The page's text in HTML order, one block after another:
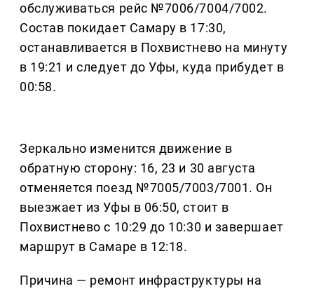
обслуживаться рейс №7006/7004/7002.
Состав покидает Самару в 17:30,
останавливается в Похвистнево на минуту
в 19:21 и следует до Уфы, куда прибудет в
00:58.
Зеркально изменится движение в
обратную сторону: 16, 23 и 30 августа
отменяется поезд №7005/7003/7001. Он
выезжает из Уфы в 06:50, стоит в
Похвистнево с 10:29 до 10:30 и завершает
маршрут в Самаре в 12:18.
Причина — ремонт инфраструктуры на